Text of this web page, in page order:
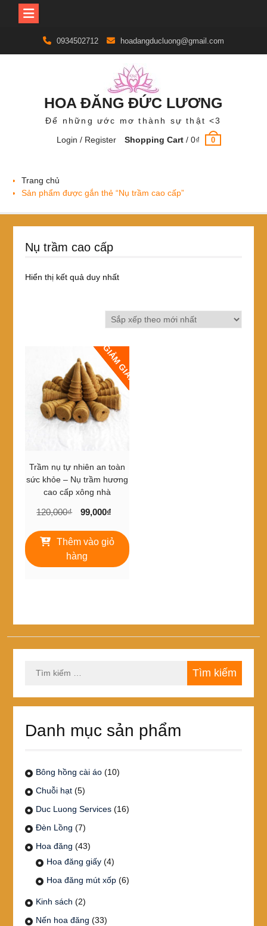
content
0934502712 hoadangducluong@gmail.com
HOA ĐĂNG ĐỨC LƯƠNG
Để những ước mơ thành sự thật <3
Login / Register
Shopping Cart /0₫ 0
Trang chủ
Sản phẩm được gắn thẻ “Nụ trầm cao cấp”
Nụ trầm cao cấp
Hiển thị kết quả duy nhất
GIẢM GIÁ!
Trầm nụ tự nhiên an toàn
sức khỏe – Nụ trầm hương
cao cấp xông nhà
120,000₫
Giá
là:
120,000₫.
99,000₫
tại
99,000₫.
Thêm vào giỏ
hàng
kiếm
Danh mục sản phẩm
Bông hồng cài áo (10)
Chuỗi hạt (5)
Duc Luong Services (16)
Đèn Lồng (7)
Hoa đăng (43)
Hoa đăng giấy (4)
Hoa đăng mút xốp (6)
Kinh sách (2)
Nến hoa đăng (33)